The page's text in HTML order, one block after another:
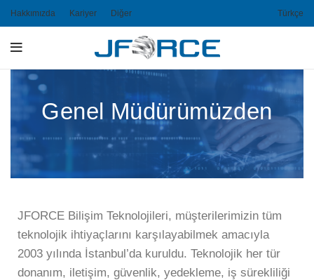
Hakkımızda Kariyer Diğer Türkçe
Genel Müdürümüzden
JFORCE Bilişim Teknolojileri, müşterilerimizin tüm
teknolojik ihtiyaçlarını karşılayabilmek amacıyla
2003 yılında İstanbul’da kuruldu. Teknolojik her tür
donanım, iletişim, güvenlik, yedekleme, iş sürekliliği